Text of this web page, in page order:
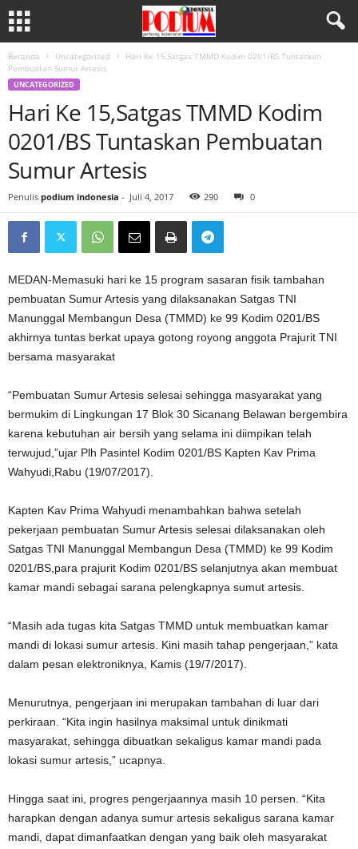
Beranda Uncategorized
Hari Ke 15,Satgas TMMD Kodim 0201/BS Tuntaskan
Pembuatan Sumur Artesis
UNCATEGORIZED
Hari Ke 15,Satgas TMMD Kodim
0201/BS Tuntaskan Pembuatan
Sumur Artesis
Penulis podium indonesia - Juli 4, 2017 290 0
MEDAN-Memasuki hari ke 15 program sasaran fisik tambahan
pembuatan Sumur Artesis yang dilaksanakan Satgas TNI
Manunggal Membangun Desa (TMMD) ke 99 Kodim 0201/BS
akhirnya tuntas berkat upaya gotong royong anggota Prajurit TNI
bersama masyarakat
“Pembuatan Sumur Artesis selesai sehingga masyarakat yang
bermukim di Lingkungan 17 Blok 30 Sicanang Belawan bergembira
karena kebutuhan air bersih yang selama ini diimpikan telah
terwujud,”ujar Plh Pasintel Kodim 0201/BS Kapten Kav Prima
Wahyudi,Rabu (19/07/2017).
Kapten Kav Prima Wahyudi menambahkan bahwa setelah
pekerjaan pembuatan Sumur Artesis selesai dilaksanakan oleh
Satgas TNI Manunggal Membangun Desa (TMMD) ke 99 Kodim
0201/BS,para prajurit Kodim 0201/BS selanjutnya akan membuat
kamar mandi sebagai sarana pelengkapnya sumut artesis.
“Masih ada tugas kita Satgas TMMD untuk membuatkan kamar
mandi di lokasi sumur artesis. Kini masih tahap pengerjaan,” kata
dalam pesan elektroniknya, Kamis (19/7/2017).
Menurutnya, pengerjaan ini merupakan tambahan di luar dari
perkiraan. “Kita ingin hasilnya maksimal untuk dinikmati
masyarakat, sehingga dibuatkan sekaligus kamar mandi pada
lokasi sumur artesis,” ucapnya.
Hingga saat ini, progres pengerjaannya masih 10 persen. “Kita
harapkan dengan adanya sumur artesis sekaligus sarana kamar
mandi, dapat dimanfaatkan dengan yang baik oleh masyarakat